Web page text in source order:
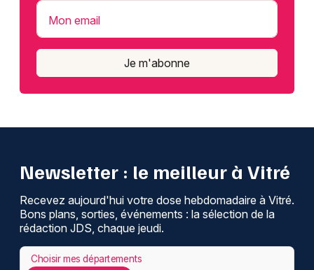
Mon email
Je m'abonne
Newsletter : le meilleur à Vitré
Recevez aujourd'hui votre dose hebdomadaire à Vitré.
Bons plans, sorties, événements : la sélection de la
rédaction JDS, chaque jeudi.
Choisir mes départements